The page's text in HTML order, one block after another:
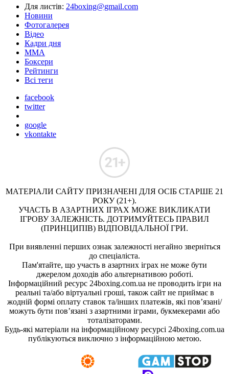
Для листів: 24boxing@gmail.com
Новини
Фотогалерея
Відео
Кадри дня
ММА
Боксери
Рейтинги
Всі теги
facebook
twitter
google
vkontakte
МАТЕРІАЛИ САЙТУ ПРИЗНАЧЕНІ ДЛЯ ОСІБ СТАРШЕ 21
РОКУ (21+).
УЧАСТЬ В АЗАРТНИХ ІГРАХ МОЖЕ ВИКЛИКАТИ
ІГРОВУ ЗАЛЕЖНІСТЬ. ДОТРИМУЙТЕСЬ ПРАВИЛ
(ПРИНЦИПІВ) ВІДПОВІДАЛЬНОЇ ГРИ.
При виявленні перших ознак залежності негайно зверніться
до спеціаліста.
Пам'ятайте, що участь в азартних іграх не може бути
джерелом доходів або альтернативою роботі.
Інформаційний ресурс 24boxing.com.ua не проводить ігри на
реальні та/або віртуальні гроші, також сайт не приймає в
жодній формі оплату ставок та/інших платежів, які пов’язані/
можуть бути пов’язані з азартними іграми, букмекерами або
тоталізаторами.
Будь-які матеріали на інформаційному ресурсі 24boxing.com.ua
публікуються виключно з інформаційною метою.